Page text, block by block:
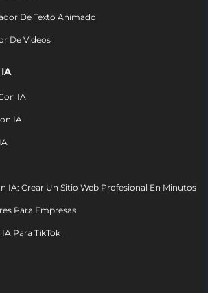
De Texto Animado
De Videos
IA
IA
IA: Crear Un Sitio Web Profesional En Minutos
Para Empresas
Para TikTok